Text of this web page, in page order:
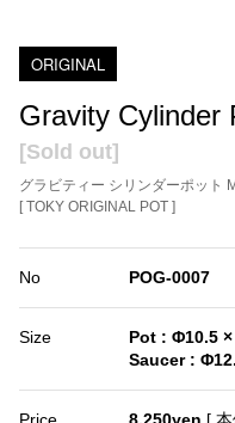
ORIGINAL
Gravity Cylinder
[Sold out]
グラビティー シリンダーポット
[ TOKY ORIGINAL POT ]
No POG-0007
Size
Pot : Φ10.5 ×
Saucer :
Price 8,250yen [